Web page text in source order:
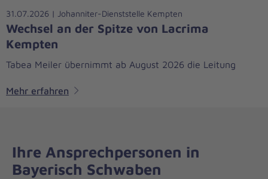
31.07.2026 | Johanniter-Dienststelle Kempten
Wechsel an der Spitze von Lacrima
Kempten
Tabea Meiler übernimmt ab August 2026 die Leitung
Mehr erfahren
Ihre Ansprechpersonen in
Bayerisch Schwaben